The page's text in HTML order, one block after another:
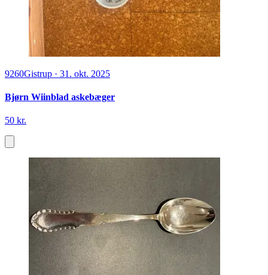
9260Gistrup · 31. okt. 2025
Bjørn Wiinblad askebæger
50 kr.